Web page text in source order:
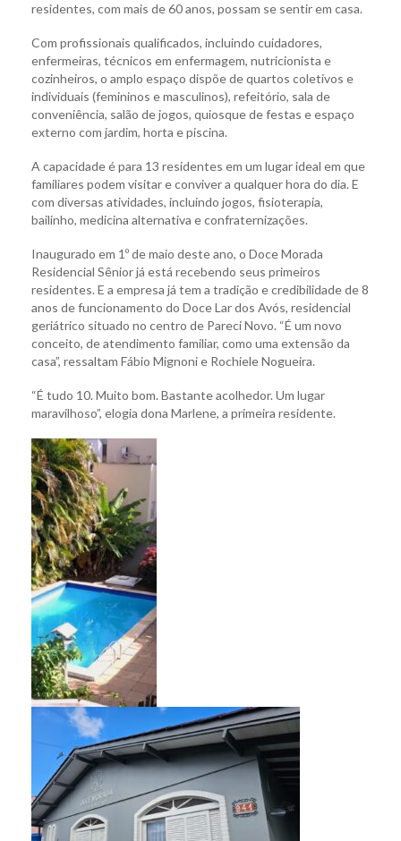
residentes, com mais de 60 anos, possam se sentir em casa.
Com profissionais qualificados, incluindo cuidadores,
enfermeiras, técnicos em enfermagem, nutricionista e
cozinheiros, o amplo espaço dispõe de quartos coletivos e
individuais (femininos e masculinos), refeitório, sala de
conveniência, salão de jogos, quiosque de festas e espaço
externo com jardim, horta e piscina.
A capacidade é para 13 residentes em um lugar ideal em que
familiares podem visitar e conviver a qualquer hora do dia. E
com diversas atividades, incluindo jogos, fisioterapia,
bailinho, medicina alternativa e confraternizações.
Inaugurado em 1º de maio deste ano, o Doce Morada
Residencial Sênior já está recebendo seus primeiros
residentes. E a empresa já tem a tradição e credibilidade de 8
anos de funcionamento do Doce Lar dos Avós, residencial
geriátrico situado no centro de Pareci Novo. “É um novo
conceito, de atendimento familiar, como uma extensão da
casa”, ressaltam Fábio Mignoni e Rochiele Nogueira.
“É tudo 10. Muito bom. Bastante acolhedor. Um lugar
maravilhoso”, elogia dona Marlene, a primeira residente.